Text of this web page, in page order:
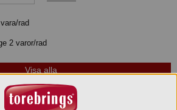
rad
2 varor/rad
din sökning: